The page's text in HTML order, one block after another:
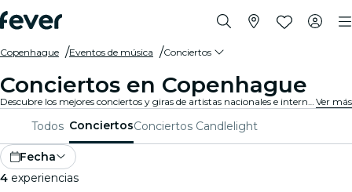
Copenhague Eventos de música Conciertos
Conciertos en Copenhague
Descubre los mejores conciertos y giras de artistas nacionales e internacionales en Copenhague. ¡Compra tu entrada en Fever, y disfruta de la mejor música! Ver más
Todos ConciertosConciertos Candlelight
Fecha
4 experiencias